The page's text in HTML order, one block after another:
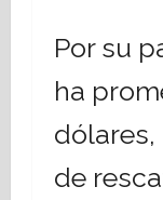
Por su
ha
de